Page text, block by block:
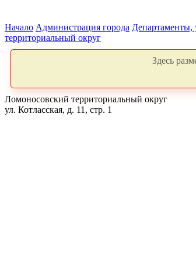
Начало Администрация города Департаменты,
территориальный округ
Здесь
Ломоносовский территориальный округ
ул. Котласская, д. 11, стр. 1